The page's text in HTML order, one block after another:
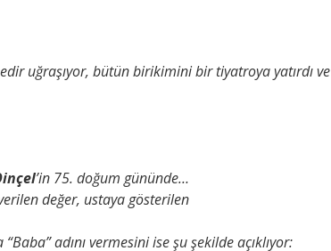
uğraşıyor, bütün birikimini bir tiyatroya yatırdı ve
’in 75. doğum gününde…
değer, ustaya gösterilen
adını vermesini ise şu şekilde açıklıyor: